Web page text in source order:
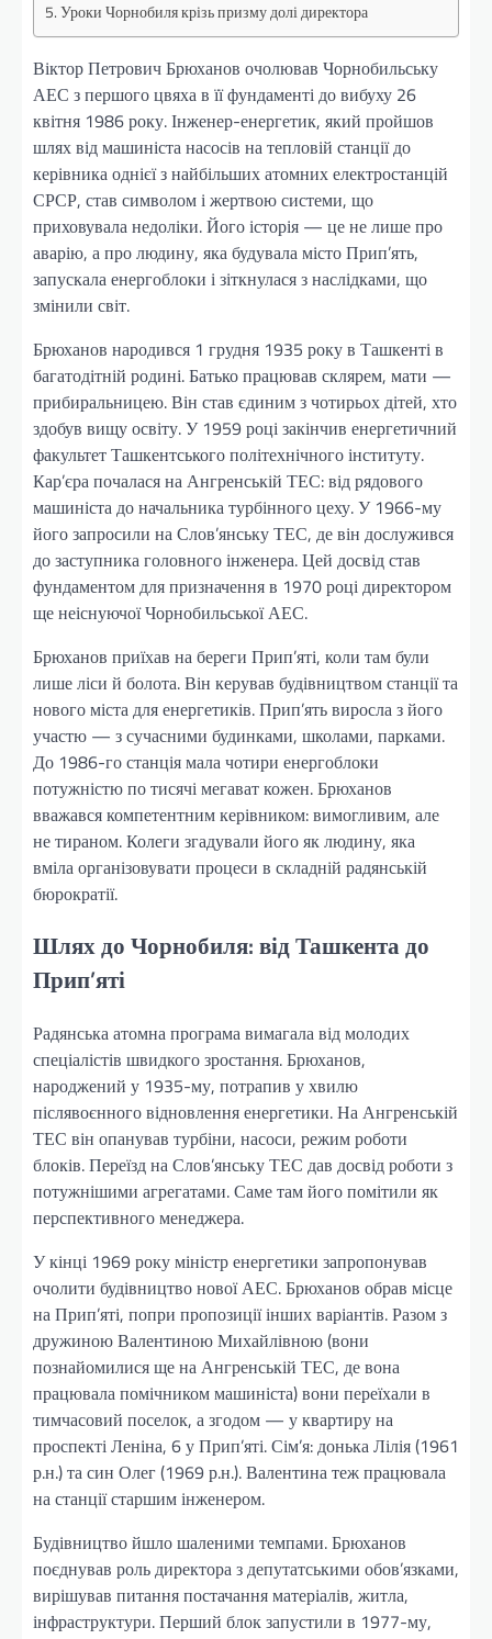
Уроки Чорнобиля крізь призму долі директора
Віктор Петрович Брюханов очолював Чорнобильську
АЕС з першого цвяха в її фундаменті до вибуху 26
квітня 1986 року. Інженер-енергетик, який пройшов
шлях від машиніста насосів на тепловій станції до
керівника однієї з найбільших атомних електростанцій
СРСР, став символом і жертвою системи, що
приховувала недоліки. Його історія — це не лише про
аварію, а про людину, яка будувала місто Прип’ять,
запускала енергоблоки і зіткнулася з наслідками, що
змінили світ.
Брюханов народився 1 грудня 1935 року в Ташкенті в
багатодітній родині. Батько працював склярем, мати —
прибиральницею. Він став єдиним з чотирьох дітей, хто
здобув вищу освіту. У 1959 році закінчив енергетичний
факультет Ташкентського політехнічного інституту.
Кар’єра почалася на Ангренській ТЕС: від рядового
машиніста до начальника турбінного цеху. У 1966-му
його запросили на Слов’янську ТЕС, де він дослужився
до заступника головного інженера. Цей досвід став
фундаментом для призначення в 1970 році директором
ще неіснуючої Чорнобильської АЕС.
Брюханов приїхав на береги Прип’яті, коли там були
лише ліси й болота. Він керував будівництвом станції та
нового міста для енергетиків. Прип’ять виросла з його
участю — з сучасними будинками, школами, парками.
До 1986-го станція мала чотири енергоблоки
потужністю по тисячі мегават кожен. Брюханов
вважався компетентним керівником: вимогливим, але
не тираном. Колеги згадували його як людину, яка
вміла організовувати процеси в складній радянській
бюрократії.
Шлях до Чорнобиля: від Ташкента до
Прип’яті
Радянська атомна програма вимагала від молодих
спеціалістів швидкого зростання. Брюханов,
народжений у 1935-му, потрапив у хвилю
післявоєнного відновлення енергетики. На Ангренській
ТЕС він опанував турбіни, насоси, режим роботи
блоків. Переїзд на Слов’янську ТЕС дав досвід роботи з
потужнішими агрегатами. Саме там його помітили як
перспективного менеджера.
У кінці 1969 року міністр енергетики запропонував
очолити будівництво нової АЕС. Брюханов обрав місце
на Прип’яті, попри пропозиції інших варіантів. Разом з
дружиною Валентиною Михайлівною (вони
познайомилися ще на Ангренській ТЕС, де вона
працювала помічником машиніста) вони переїхали в
тимчасовий поселок, а згодом — у квартиру на
проспекті Леніна, 6 у Прип’яті. Сім’я: донька Лілія (1961
р.н.) та син Олег (1969 р.н.). Валентина теж працювала
на станції старшим інженером.
Будівництво йшло шаленими темпами. Брюханов
поєднував роль директора з депутатськими обов’язками,
вирішував питання постачання матеріалів, житла,
інфраструктури. Перший блок запустили в 1977-му,